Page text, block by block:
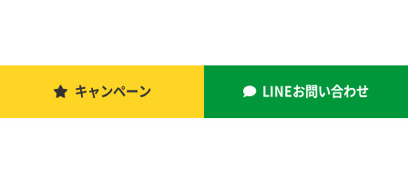
キャンペーン LINEお問い合わせ